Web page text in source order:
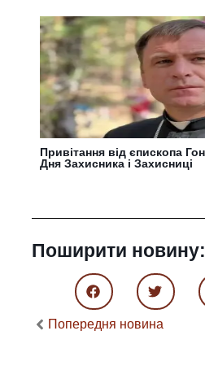
Привітання від єпископа
Дня Захисника і Захисниці
Поширити новину:
Попередня новина